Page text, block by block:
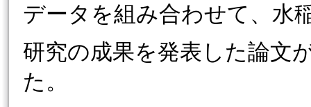
データを組み合わせて、水
研究の成果を発表した論文
た。